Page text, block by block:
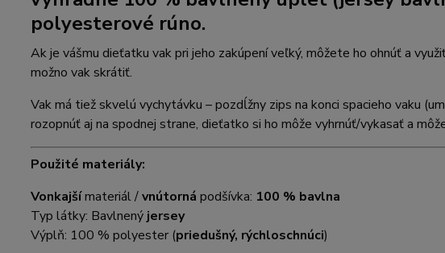
polyesterové rúno.
Ak je vášmu dieťatku vak pri jeho zakúpení veľký, môžete ho ohnúť a
možno vak skrátiť.
Vak má tiež skvelú vychytávku – pozdĺžny zips na konci spacieho vaku
rozopnúť aj na spodnej strane, dieťatko si ho môže vyhrnúť/vykasať a
Použité materiály:
Vonkajšímateriál /vnútorná podšívka: 100 % bavlna
Typ látky: Bavlnený jersey
Výplň: 100 % polyester (priedušný, rýchloschnúci)